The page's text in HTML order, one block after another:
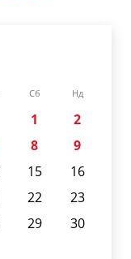
Сб Нд
1
2
8
9
15
16
22
23
29
30